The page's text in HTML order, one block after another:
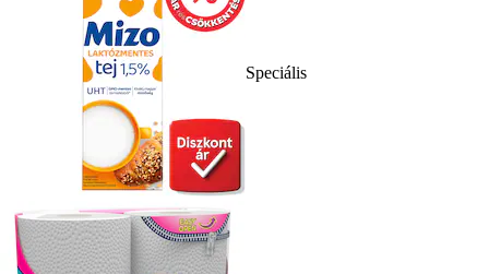
Speciális